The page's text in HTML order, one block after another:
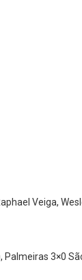
Veiga,
Palmeiras 3×0